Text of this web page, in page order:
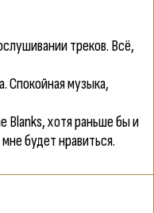
треков. Всё,
Спокойная музыка,
Blanks, хотя раньше бы и
будет нравиться.